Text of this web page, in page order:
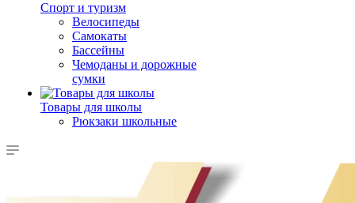
Спорт и туризм
Велосипеды
Самокаты
Бассейны
Чемоданы и дорожные
сумки
Товары для школы
Рюкзаки школьные